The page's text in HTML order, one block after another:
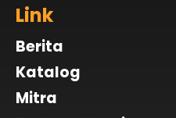
Link
Berita
Katalog
Mitra